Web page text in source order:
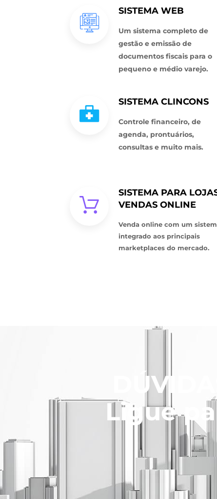
SISTEMA WEB
Um sistema completo de
gestão e emissão de
documentos fiscais para o
pequeno e médio varejo.
SISTEMA CLINCONS
Controle financeiro, de
agenda, prontuários,
consultas e muito mais.
SISTEMA PARA
VENDAS ONLINE
Venda online com um
integrado aos principais
marketplaces do mercado.
Ligue